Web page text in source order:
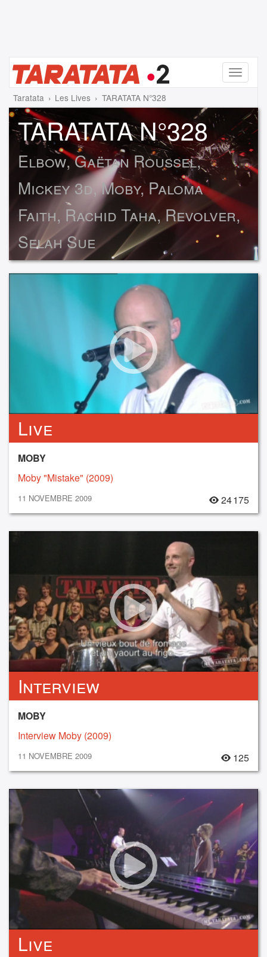
Menu
Taratata Les Lives TARATATA N°328
TARATATA N°328
Elbow, Gaëtan Roussel,
Mickey 3d, Moby, Paloma
Faith, Rachid Taha, Revolver,
Selah Sue
Live
MOBY
Moby "Mistake" (2009)
11 NOVEMBRE 2009 24 175
Interview
MOBY
Interview Moby (2009)
11 NOVEMBRE 2009 125
Live